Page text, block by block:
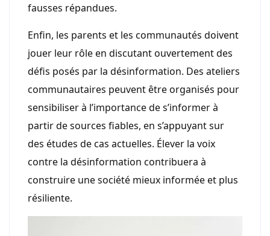
fausses répandues.
Enfin, les parents et les communautés doivent
jouer leur rôle en discutant ouvertement des
défis posés par la désinformation. Des ateliers
communautaires peuvent être organisés pour
sensibiliser à l’importance de s’informer à
partir de sources fiables, en s’appuyant sur
des études de cas actuelles. Élever la voix
contre la désinformation contribuera à
construire une société mieux informée et plus
résiliente.